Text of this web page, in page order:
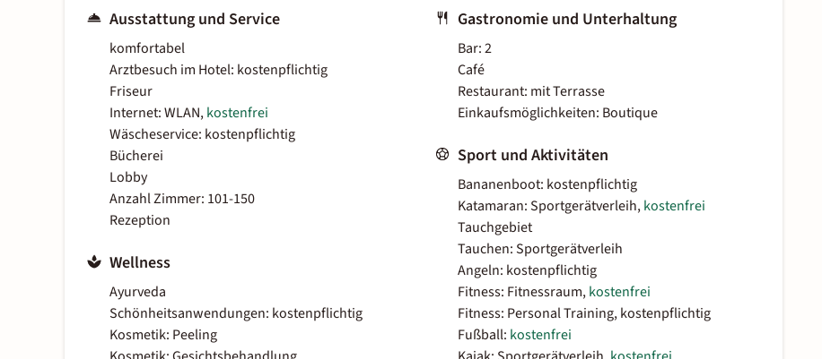
Ausstattung und Service
komfortabel
Arztbesuch im Hotel: kostenpflichtig
Friseur
Internet: WLAN,kostenfrei
Wäscheservice: kostenpflichtig
Bücherei
Lobby
Anzahl Zimmer: 101-150
Rezeption
Wellness
Ayurveda
Schönheitsanwendungen: kostenpflichtig
Kosmetik: Peeling
Gastronomie und Unterhaltung
Bar: 2
Café
Restaurant: mit Terrasse
Einkaufsmöglichkeiten: Boutique
Sport und Aktivitäten
Bananenboot: kostenpflichtig
Katamaran: Sportgerätverleih,kostenfrei
Tauchgebiet
Tauchen: Sportgerätverleih
Angeln: kostenpflichtig
Fitness: Fitnessraum,kostenfrei
Fitness: Personal Training, kostenpflichtig
Fußball: kostenfrei